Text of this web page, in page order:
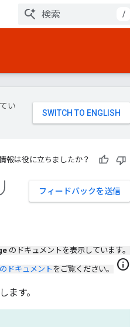
/
い
報は役に立ちましたか？
フィードバックを送信
のドキュメントを表示しています。
のドキュメントをご覧ください。 info
ます。